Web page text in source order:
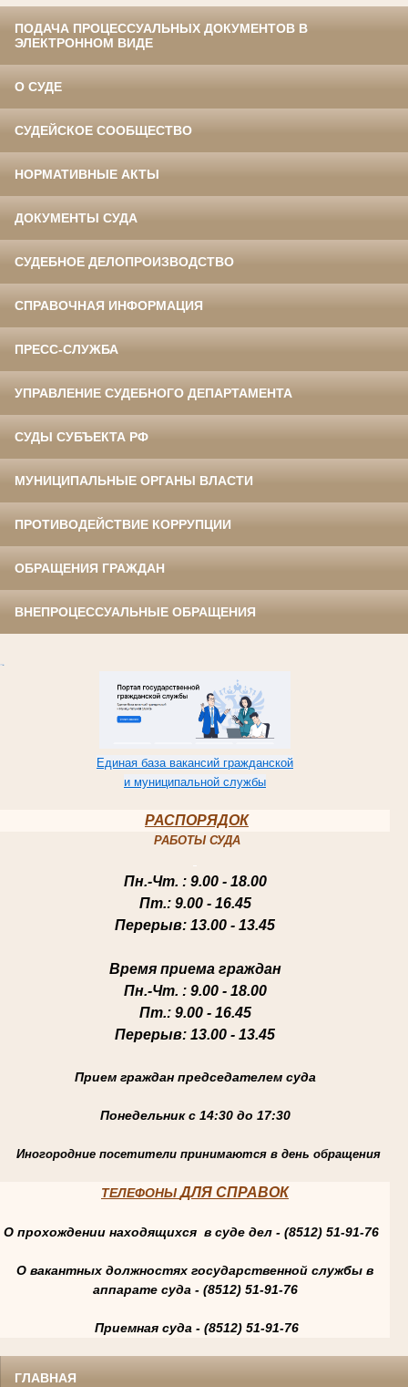
ПОДАЧА ПРОЦЕССУАЛЬНЫХ ДОКУМЕНТОВ В
ЭЛЕКТРОННОМ ВИДЕ
О СУДЕ
СУДЕЙСКОЕ СООБЩЕСТВО
НОРМАТИВНЫЕ АКТЫ
ДОКУМЕНТЫ СУДА
СУДЕБНОЕ ДЕЛОПРОИЗВОДСТВО
СПРАВОЧНАЯ ИНФОРМАЦИЯ
ПРЕСС-СЛУЖБА
УПРАВЛЕНИЕ СУДЕБНОГО ДЕПАРТАМЕНТА
СУДЫ СУБЪЕКТА РФ
МУНИЦИПАЛЬНЫЕ ОРГАНЫ ВЛАСТИ
ПРОТИВОДЕЙСТВИЕ КОРРУПЦИИ
ОБРАЩЕНИЯ ГРАЖДАН
ВНЕПРОЦЕССУАЛЬНЫЕ ОБРАЩЕНИЯ
Единая база вакансий гражданской
и муниципальной службы
РАСПОРЯДОК
РАБОТЫ СУДА
Пн.-Чт. : 9.00 - 18.00
Пт.: 9.00 - 16.45
Перерыв: 13.00 - 13.45
Время приема граждан
Пн.-Чт. : 9.00 - 18.00
Пт.: 9.00 - 16.45
Перерыв: 13.00 - 13.45
Прием граждан председателем суда
Понедельник с 14:30 до 17:30
Иногородние посетители принимаются в день обращения
ТЕЛЕФОНЫДЛЯ СПРАВОК
О прохождении находящихся в суде дел - (8512) 51-91-76
О вакантных должностях государственной службы в
аппарате суда - (8512) 51-91-76
Приемная суда - (8512) 51-91-76
ГЛАВНАЯ